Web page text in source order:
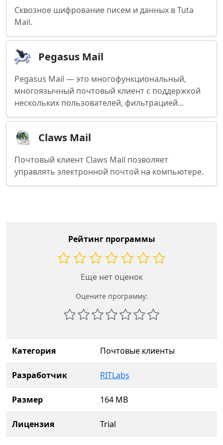
Сквозное шифрование писем и данных в Tuta
Mail.
Pegasus Mail
Pegasus Mail — это многофункциональный,
многоязычный почтовый клиент с поддержкой
нескольких пользователей, фильтрацией...
Claws Mail
Почтовый клиент Claws Mail позволяет
управлять электронной почтой на компьютере.
Рейтинг программы
Еще нет оценок
Оцените программу:
Категория Почтовые клиенты
Разработчик RITLabs
Размер 164 MB
Лицензия Trial